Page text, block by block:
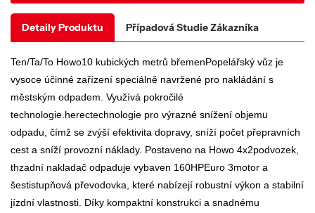
Detaily Produktu Případová Studie Zákazníka
Ten/Ta/To Howo10 kubických metrů břemenPopelářský vůz je
vysoce účinné zařízení speciálně navržené pro nakládání s
městským odpadem. Využívá pokročilé
technologie. herectechnologie pro výrazné snížení objemu
odpadu, čímž se zvýší efektivita dopravy, sníží počet přepravních
cest a sníží provozní náklady. Postaveno na Howo 4x2podvozek,
thzadní nakladač odpaduje vybaven 160HPEuro 3motor a
šestistupňová převodovka, které nabízejí robustní výkon a stabilní
jízdní vlastnosti. Díky kompaktní konstrukci a snadnému